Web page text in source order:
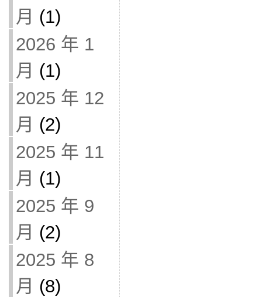
月 (1)
2026 年 1
月 (1)
2025 年 12
月 (2)
2025 年 11
月 (1)
2025 年 9
月 (2)
2025 年 8
月 (8)